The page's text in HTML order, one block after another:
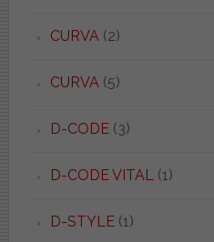
CURVA (2)
CURVA (5)
D-CODE(3)
D-CODE VITAL (1)
D-STYLE(1)